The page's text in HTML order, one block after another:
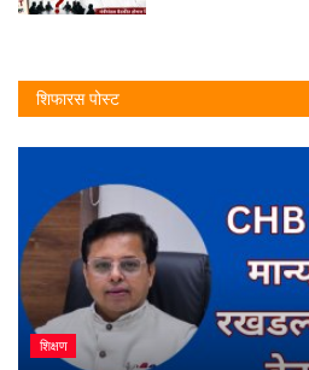
शिफारस पोस्ट
शिक्षण